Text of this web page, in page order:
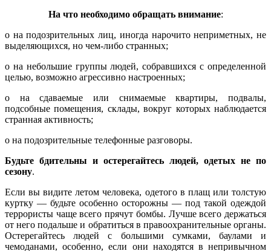
На что необходимо обращать внимание:
o на подозрительных лиц, иногда нарочито неприметных, не
выделяющихся, но чем-либо странных;
o на небольшие группы людей, собравшихся с определенной
целью, возможно агрессивно настроенных;
o на сдаваемые или снимаемые квартиры, подвалы,
подсобные помещения, склады, вокруг которых наблюдается
странная активность;
o на подозрительные телефонные разговоры.
Будьте бдительны и остерегайтесь людей, одетых не по
сезону.
Если вы видите летом человека, одетого в плащ или толстую
куртку — будьте особенно осторожны — под такой одеждой
террористы чаще всего прячут бомбы. Лучше всего держаться
от него подальше и обратиться в правоохранительные органы.
Остерегайтесь людей с большими сумками, баулами и
чемоданами, особенно, если они находятся в непривычном